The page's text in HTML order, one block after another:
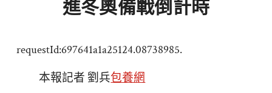
進冬奧備戰倒計時
requestId:697641a1a25124.08738985.
本報記者 劉兵包養網